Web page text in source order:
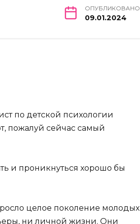
ОПУБЛИКОВАНО
09.01.2024
по детской психологии
пожалуй сейчас самый
и проникнуться хорошо бы
целое поколение молодых
ни личной жизни. Они